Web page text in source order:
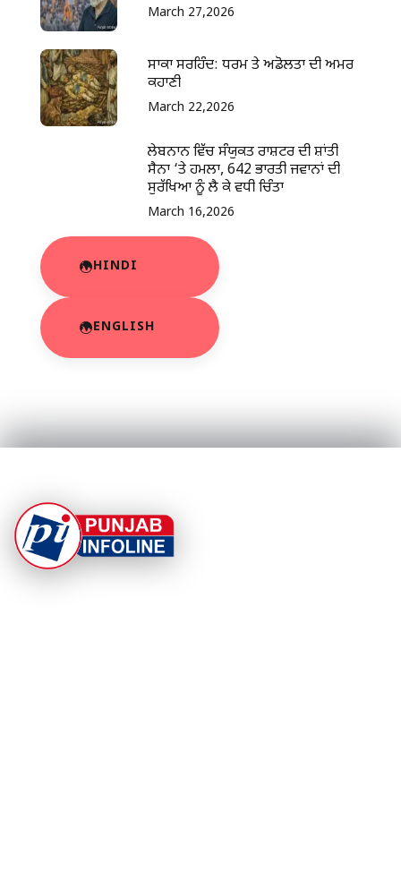
March 27,2026
ਸਾਕਾ ਸਰਹਿੰਦ: ਧਰਮ ਤੇ ਅਡੋਲਤਾ ਦੀ ਅਮਰ
ਕਹਾਣੀ
March 22,2026
ਲੇਬਨਾਨ ਵਿੱਚ ਸੰਯੁਕਤ ਰਾਸ਼ਟਰ ਦੀ ਸ਼ਾਂਤੀ
ਸੈਨਾ ‘ਤੇ ਹਮਲਾ, 642 ਭਾਰਤੀ ਜਵਾਨਾਂ ਦੀ
ਸੁਰੱਖਿਆ ਨੂੰ ਲੈ ਕੇ ਵਧੀ ਚਿੰਤਾ
March 16,2026
HINDI
ENGLISH